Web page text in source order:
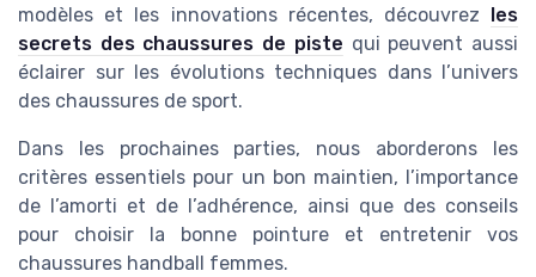
modèles et les innovations récentes, découvrez les
secrets des chaussures de piste qui peuvent aussi
éclairer sur les évolutions techniques dans l’univers
des chaussures de sport.
Dans les prochaines parties, nous aborderons les
critères essentiels pour un bon maintien, l’importance
de l’amorti et de l’adhérence, ainsi que des conseils
pour choisir la bonne pointure et entretenir vos
chaussures handball femmes.